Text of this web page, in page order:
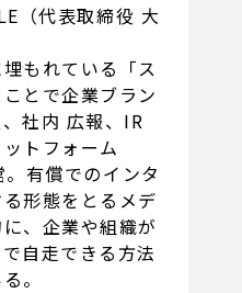
（代表取締役 大
もれている「ス
とで企業ブラン
社内 広報、IR
トフォーム
有償でのインタ
形態をとるメデ
、企業や組織が
自走できる方法
。